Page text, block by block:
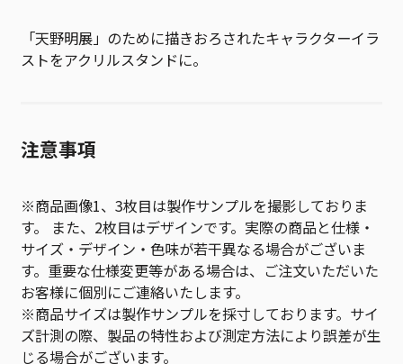
「天野明展」のために描きおろされたキャラクターイラ
ストをアクリルスタンドに。
注意事項
※商品画像1、3枚目は製作サンプルを撮影しておりま
す。 また、2枚目はデザインです。実際の商品と仕様・
サイズ・デザイン・色味が若干異なる場合がございま
す。重要な仕様変更等がある場合は、ご注文いただいた
お客様に個別にご連絡いたします。
※商品サイズは製作サンプルを採寸しております。サイ
ズ計測の際、製品の特性および測定方法により誤差が生
じる場合がございます。